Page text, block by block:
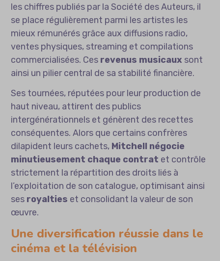
les chiffres publiés par la Société des Auteurs, il
se place régulièrement parmi les artistes les
mieux rémunérés grâce aux diffusions radio,
ventes physiques, streaming et compilations
commercialisées. Ces revenus musicaux sont
ainsi un pilier central de sa stabilité financière.
Ses tournées, réputées pour leur production de
haut niveau, attirent des publics
intergénérationnels et génèrent des recettes
conséquentes. Alors que certains confrères
dilapident leurs cachets, Mitchell négocie
minutieusement chaque contrat et contrôle
strictement la répartition des droits liés à
l’exploitation de son catalogue, optimisant ainsi
ses royalties et consolidant la valeur de son
œuvre.
Une diversification réussie dans le
cinéma et la télévision